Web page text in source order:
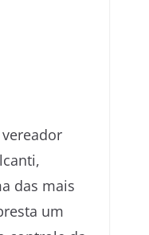
das mais
um